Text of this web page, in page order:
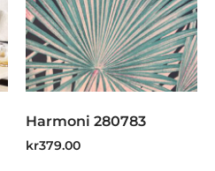
Harmoni 280783
kr379.00